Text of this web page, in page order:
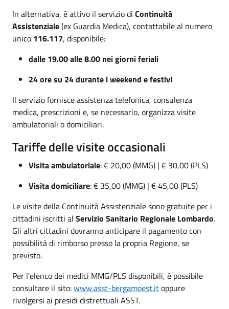
In alternativa, è attivo il servizio di Continuità
Assistenziale(ex Guardia Medica), contattabile al numero
unico 116.117, disponibile:
dalle 19.00 alle 8.00 nei giorni feriali
24 ore su 24 durante i weekend e festivi
Il servizio fornisce assistenza telefonica, consulenza
medica, prescrizioni e, se necessario, organizza visite
ambulatoriali o domiciliari.
Tariffe delle visite occasionali
Visita ambulatoriale: € 20,00 (MMG) | € 30,00 (PLS)
Visita domiciliare: € 35,00 (MMG) | € 45,00 (PLS)
Le visite della Continuità Assistenziale sono gratuite per i
cittadini iscritti al Servizio Sanitario Regionale Lombardo.
Gli altri cittadini dovranno anticipare il pagamento con
possibilità di rimborso presso la propria Regione, se
previsto.
Per l'elenco dei medici MMG/PLS disponibili, è possibile
consultare il sito:www.asst-bergamoest.itoppure
rivolgersi ai presidi distrettuali ASST.